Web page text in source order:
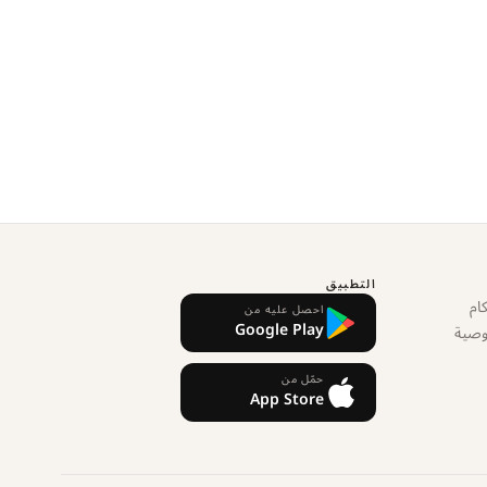
التطبيق
احصل عليه من
Google Play
حمّل من
App Store